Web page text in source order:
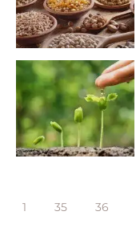
1 35 36